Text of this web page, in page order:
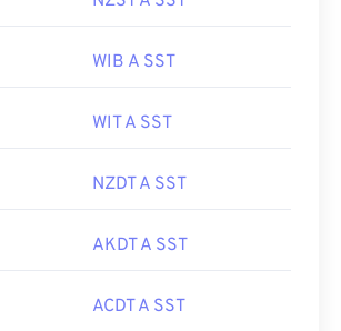
WIB A SST
WIT A SST
NZDT A SST
AKDT A SST
ACDT A SST